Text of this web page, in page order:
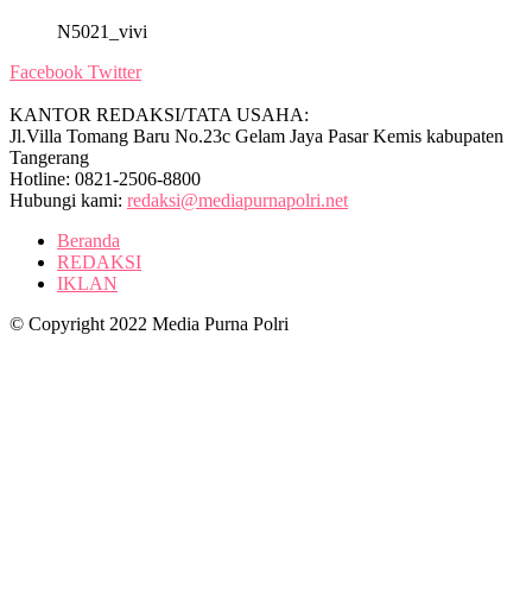
N5021_vivi
Facebook Twitter
KANTOR REDAKSI/TATA USAHA:
Jl.Villa Tomang Baru No.23c Gelam Jaya Pasar Kemis kabupaten
Tangerang
Hotline: 0821-2506-8800
Hubungi kami: redaksi@mediapurnapolri.net
Beranda
REDAKSI
IKLAN
© Copyright 2022 Media Purna Polri